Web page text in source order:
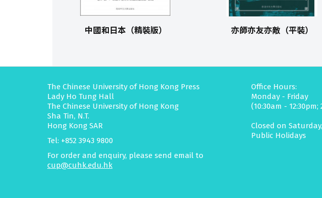
中國和日本（精裝版） 亦師亦友亦敵（平裝）
The Chinese University of Hong Kong Press
Lady Ho Tung Hall
The Chinese University of Hong Kong
Sha Tin, N.T.
Hong Kong SAR
Tel: +852 3943 9800
For order and enquiry, please send email to
cup@cuhk.edu.hk
Office Hours:
Monday - Friday
(10:30am - 12:30pm;
Closed on
Public Holidays